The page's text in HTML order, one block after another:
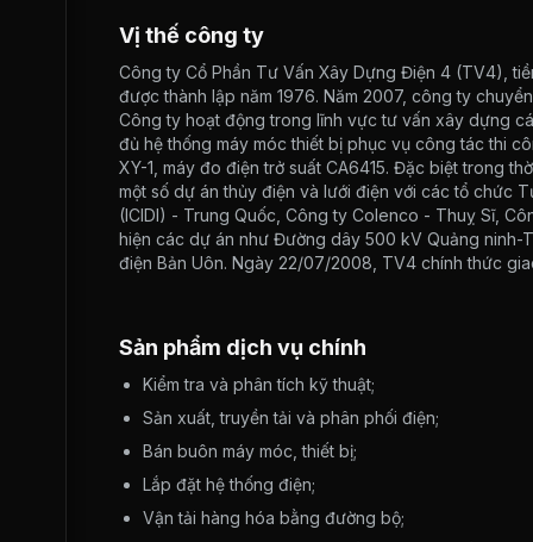
Vị thế công ty
Công ty Cổ Phần Tư Vấn Xây Dựng Điện 4 (TV4),
được thành lập năm 1976. Năm 2007, công ty
Công ty hoạt động trong lĩnh vực tư vấn xây dựng
đủ hệ thống máy móc thiết bị phục vụ công tác thi
XY-1, máy đo điện trở suất CA6415. Đặc biệt trong
một số dự án thủy điện và lưới điện với các tổ chức
(ICIDI) - Trung Quốc, Công ty Colenco - Thuỵ Sĩ,
hiện các dự án như Đường dây 500 kV Quảng ninh-
điện Bản Uôn. Ngày 22/07/2008, TV4 chính thức
Sản phẩm dịch vụ chính
Kiểm tra và phân tích kỹ thuật;
Sản xuất, truyền tải và phân phối điện;
Bán buôn máy móc, thiết bị;
Lắp đặt hệ thống điện;
Vận tải hàng hóa bằng đường bộ;